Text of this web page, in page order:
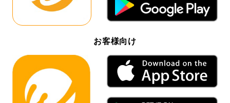
お客様向け